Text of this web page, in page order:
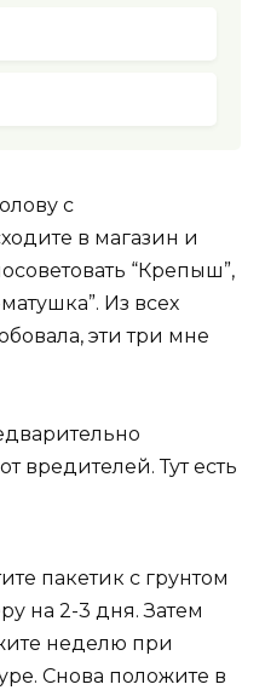
с
в магазин и
“Крепыш”,
Из всех
эти три мне
вредителей. Тут есть
пакетик с грунтом
на 2-3 дня. Затем
неделю при
Снова положите в